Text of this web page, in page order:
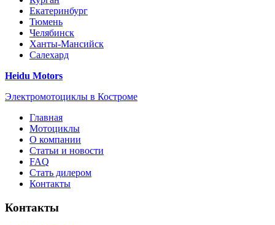
Екатеринбург
Тюмень
Челябинск
Ханты-Мансийск
Салехард
Heidu Motors
Электромотоциклы в Костроме
Главная
Мотоциклы
О компании
Статьи и новости
FAQ
Стать дилером
Контакты
Контакты